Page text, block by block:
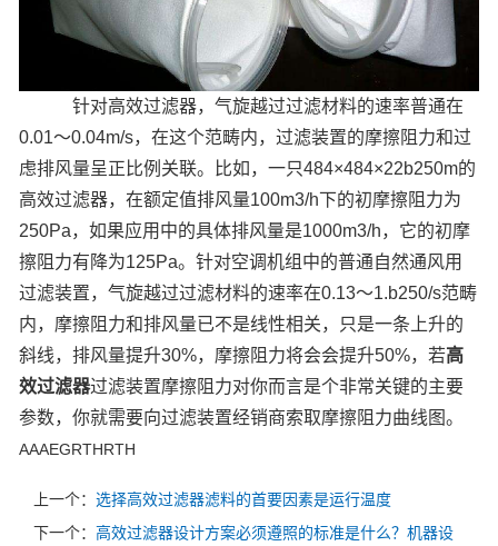
针对高效过滤器，气旋越过过滤材料的速率普通在
0.01～0.04m/s，在这个范畴内，过滤装置的摩擦阻力和过
虑排风量呈正比例关联。比如，一只484×484×22b250m的
高效过滤器，在额定值排风量100m3/h下的初摩擦阻力为
250Pa，如果应用中的具体排风量是1000m3/h，它的初摩
擦阻力有降为125Pa。针对空调机组中的普通自然通风用
过滤装置，气旋越过过滤材料的速率在0.13～1.b250/s范畴
内，摩擦阻力和排风量已不是线性相关，只是一条上升的
斜线，排风量提升30%，摩擦阻力将会会提升50%，若高
效过滤器过滤装置摩擦阻力对你而言是个非常关键的主要
参数，你就需要向过滤装置经销商索取摩擦阻力曲线图。
AAAEGRTHRTH
上一个： 选择高效过滤器滤料的首要因素是运行温度
下一个： 高效过滤器设计方案必须遵照的标准是什么？机器设